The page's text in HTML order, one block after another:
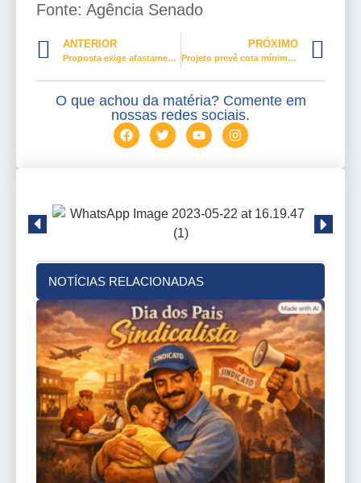
Fonte: Agência Senado
ANTERIOR
Proposta exige afastamento de trabalhadora gestante durante a pandemia
PRÓXIMO
Projeto prevê cota mínima de candidatos negros nas eleições para o Poder Legislativo
O que achou da matéria? Comente em
nossas redes sociais.
NOTÍCIAS RELACIONADAS